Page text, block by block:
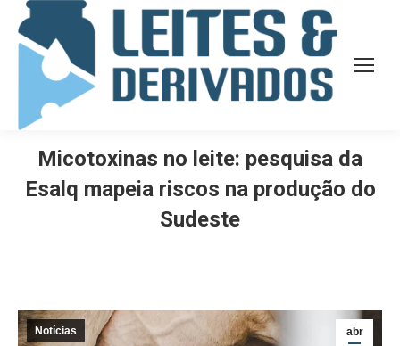
Micotoxinas no leite: pesquisa da
Esalq mapeia riscos na produção do
Sudeste
abr
Notícias